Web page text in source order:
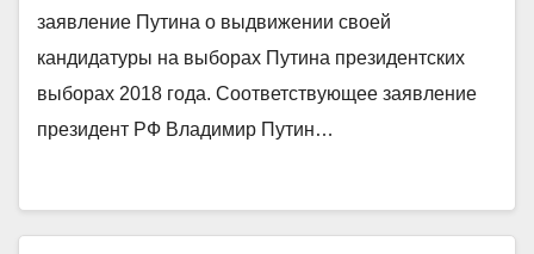
заявление Путина о выдвижении своей
кандидатуры на выборах Путина президентских
выборах 2018 года. Соответствующее заявление
президент РФ Владимир Путин…